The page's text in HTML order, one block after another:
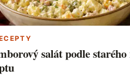
salát podle